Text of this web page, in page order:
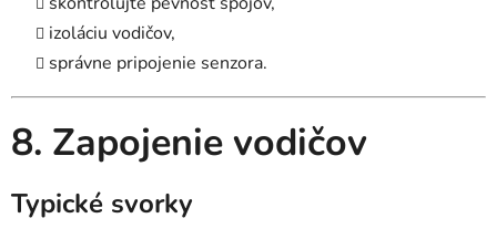
izoláciu vodičov,
správne pripojenie senzora.
8. Zapojenie vodičov
Typické svorky